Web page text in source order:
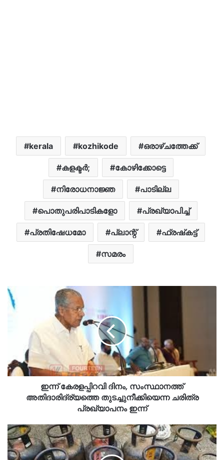
kerala kozhikode ഒരാഴ്ചത്തേക്ക്
കളക്ടർ; കോഴിക്കോട്ടെ
നിരോധനാജ്ഞ പാടില്ല
പൊതുപരിപാടികളോ പ്രഖ്യാപിച്ച്
പ്രതിഷേധമോ പ്ലാന്റ് ഫ്രഷ്‌കട്ട്
സമരം
ഇന്ന് കേരളപ്പിറവി ദിനം, സംസ്ഥാനത്ത്
അതിദാരിദ്ര്യത്തെ തുടച്ചുനീക്കിയെന്ന ചരിത്ര
പ്രഖ്യാപനം ഇന്ന്